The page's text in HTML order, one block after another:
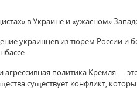
в Украине и «ужасном»
украинцев из тюрем России и
агрессивная политика Кремля —
существует конфликт,